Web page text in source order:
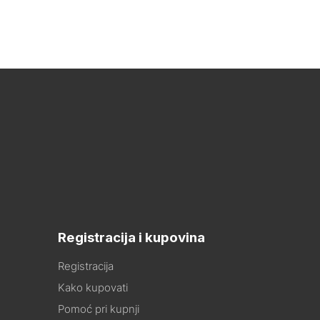
Registracija i kupovina
Registracija
Kako kupovati
Pomoć pri kupnji